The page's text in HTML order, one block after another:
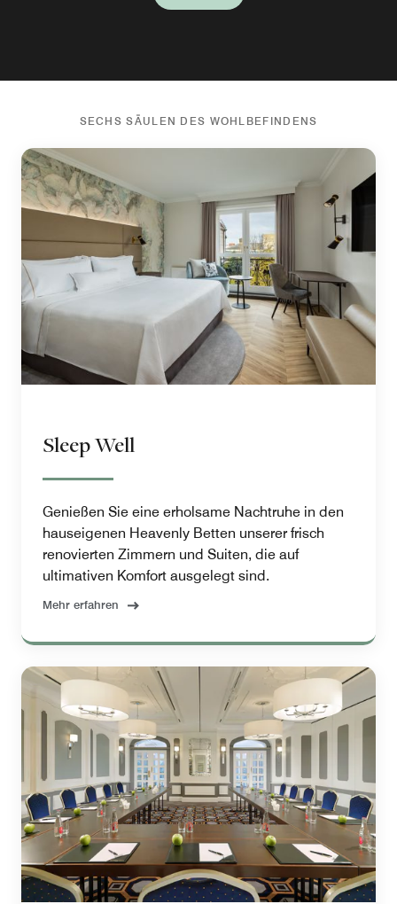
SECHS SÄULEN DES WOHLBEFINDENS
Sleep Well
Genießen Sie eine erholsame Nachtruhe in den
hauseigenen Heavenly Betten unserer frisch
renovierten Zimmern und Suiten, die auf
ultimativen Komfort ausgelegt sind.
Mehr erfahren